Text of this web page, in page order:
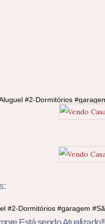
#2-Dormitórios
#2-Dormitórios #garagem